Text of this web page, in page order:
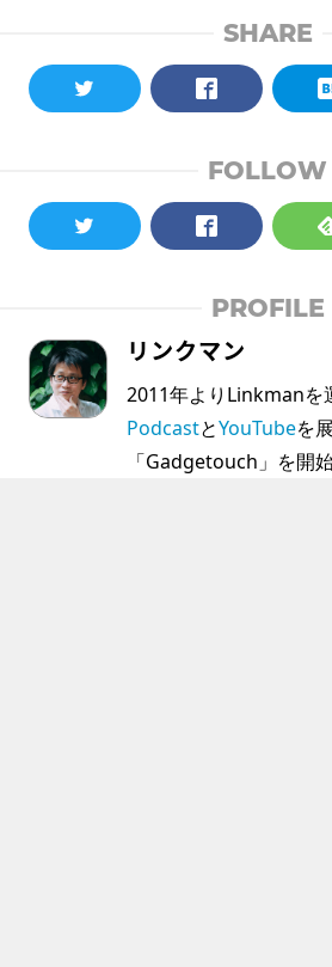
SHARE
FOLLOW
PROFILE
リンクマン
2011年よりLinkmanを
PodcastとYouTubeを
「Gadgetouch」を開始